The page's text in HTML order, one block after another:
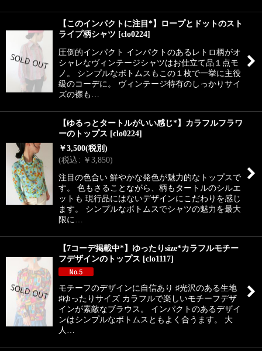
【このインパクトに注目*】ロープとドットのスト
ライプ柄シャツ [clo0224]
圧倒的インパクト インパクトのあるレトロ柄がオ
シャレなヴィンテージシャツはお仕立て品１点モ
ノ。 シンプルなボトムスもこの１枚で一挙に主役
級のコーデに。 ヴィンテージ特有のしっかりサイ
ズの襟も…
【ゆるっとタートルがいい感じ*】カラフルフラワ
ーのトップス [clo0224]
￥3,500(税別)
(税込: ￥3,850)
注目の色合い 鮮やかな発色が魅力的なトップスで
す。 色もさることながら、柄もタートルのシルエ
ットも 現行品にはないデザインにこだわりを感じ
ます。 シンプルなボトムスでシャツの魅力を最大
限に…
【7コーデ掲載中*】ゆったりsize*カラフルモチー
フデザインのトップス [clo1117]
モチーフのデザインに自信あり ♯光沢のある生地
♯ゆったりサイズ カラフルで楽しいモチーフデザ
インが素敵なブラウス。 インパクトのあるデザイ
ンはシンプルなボトムスともよく合うます。 大
人…